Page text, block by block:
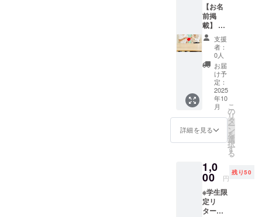
【お名
前掲
載】 ア
プリ内
の「支
援者一
覧」
に、支
援者様
のお名
（ニッ
クネー
ム）を
掲載し
ます。
期間：
アプリ
運用開
始から1
年間 ・
掲載方
支援
者：
0人
お届
け予
定：
2025
年10
月
詳細を見る
こ
の
リ
タ
ー
ン
を
選
択
す
る
1,0
00 円
残り50
※学生限
定リ
ターン